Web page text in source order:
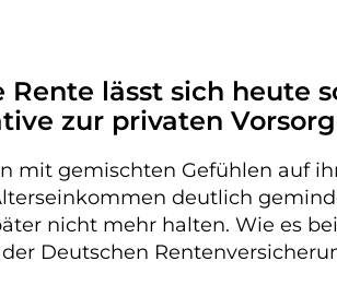
Rente lässt sich heute
zur privaten
mit gemischten Gefühlen auf
deutlich
nicht mehr halten. Wie es
Deutschen